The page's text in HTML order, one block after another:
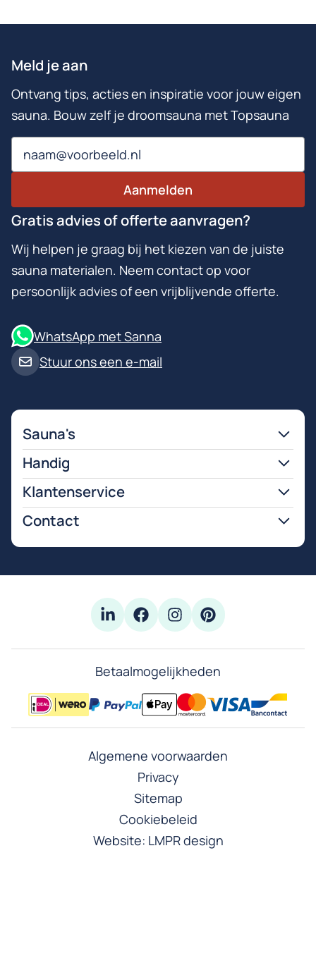
Meld je aan
Ontvang tips, acties en inspiratie voor jouw eigen
sauna. Bouw zelf je droomsauna met Topsauna
Email
Aanmelden
Gratis advies of offerte aanvragen?
Wij helpen je graag bij het kiezen van de juiste
sauna materialen. Neem contact op voor
persoonlijk advies of een vrijblijvende offerte.
Stuur ons een e-mail
WhatsApp met Sanna
Sauna's
Handig
Klantenservice
Contact
Betaalmogelijkheden
Algemene voorwaarden
Privacy
Sitemap
Cookiebeleid
Website: LMPR design